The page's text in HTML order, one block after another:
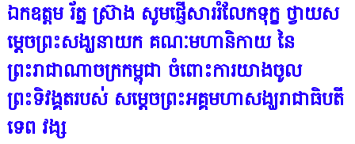
ឯកឧត្តម រ័ត្ន ស្រ៊ាង សូមផ្ញើសាររំលែកទុក្ខ ថ្វាយស
ម្តេចព្រះសង្ឃនាយក គណៈមហានិកាយ នៃ
ព្រះរាជាណាចក្រកម្ពុជា ចំពោះការយាងចូល
ព្រះទិវង្គតរបស់ សម្ដេចព្រះអគ្គមហាសង្ឃរាជាធិបតី
ទេព វង្ស